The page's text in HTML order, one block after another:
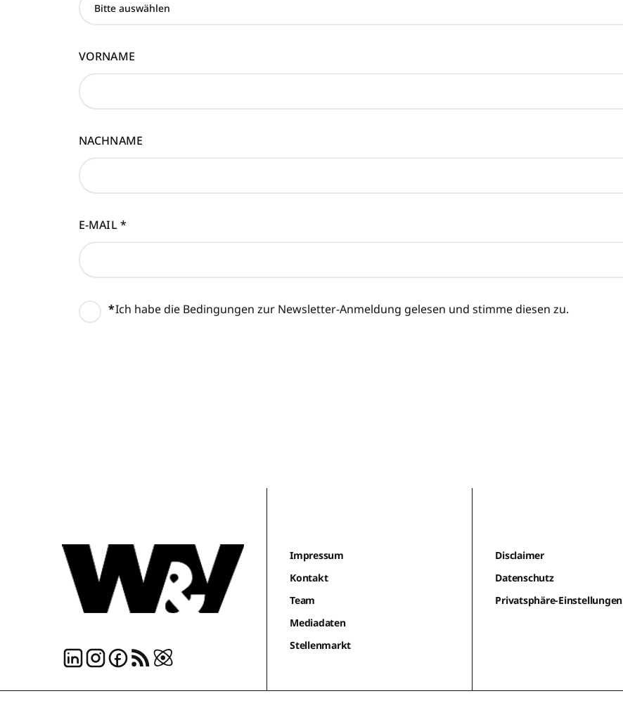
VORNAME
NACHNAME
E-MAIL*
*Ich habe die Bedingungen zur Newsletter-Anmeldung gelesen und stimme diesen zu.
Impressum
Kontakt
Team
Mediadaten
Stellenmarkt
Disclaimer
Datenschutz
Privatsphäre-Einstellungen